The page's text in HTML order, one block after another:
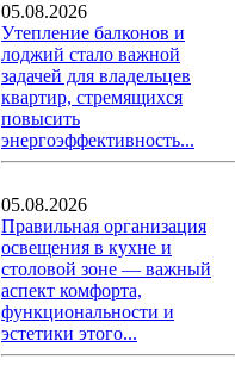
05.08.2026
Утепление балконов и
лоджий стало важной
задачей для владельцев
квартир, стремящихся
повысить
энергоэффективность...
05.08.2026
Правильная организация
освещения в кухне и
столовой зоне — важный
аспект комфорта,
функциональности и
эстетики этого...